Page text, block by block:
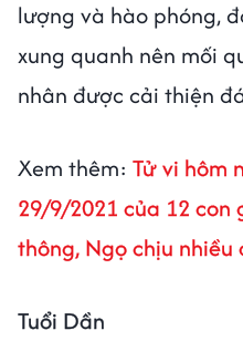
lượng và hào phóng,
xung quanh nên mối
nhân được cải thiện
Xem thêm: Tử vi hôm
29/9/2021 của 12
thông, Ngọ chịu nhiều
Tuổi Dần